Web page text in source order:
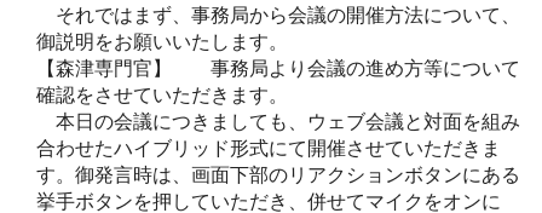
それではまず、事務局から会議の開催方法について、
御説明をお願いいたします。
【森津専門官】 事務局より会議の進め方等について
確認をさせていただきます。
本日の会議につきましても、ウェブ会議と対面を組み
合わせたハイブリッド形式にて開催させていただきま
す。御発言時は、画面下部のリアクションボタンにある
挙手ボタンを押していただき、併せてマイクをオンに